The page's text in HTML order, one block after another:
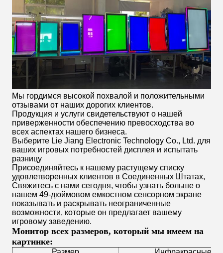
Мы гордимся высокой похвалой и положительными
отзывами от наших дорогих клиентов.
Продукция и услуги свидетельствуют о нашей
приверженности обеспечению превосходства во
всех аспектах нашего бизнеса.
Выберите Lie Jiang Electronic Technology Co., Ltd. для
ваших игровых потребностей дисплея и испытать
разницу
Присоединяйтесь к нашему растущему списку
удовлетворенных клиентов в Соединенных Штатах,
Свяжитесь с нами сегодня, чтобы узнать больше о
нашем 49-дюймовом емкостном сенсорном экране
показывать и раскрывать неограниченные
возможности, которые он предлагает вашему
игровому заведению.
Монитор всех размеров, который мы имеем на
картинке: